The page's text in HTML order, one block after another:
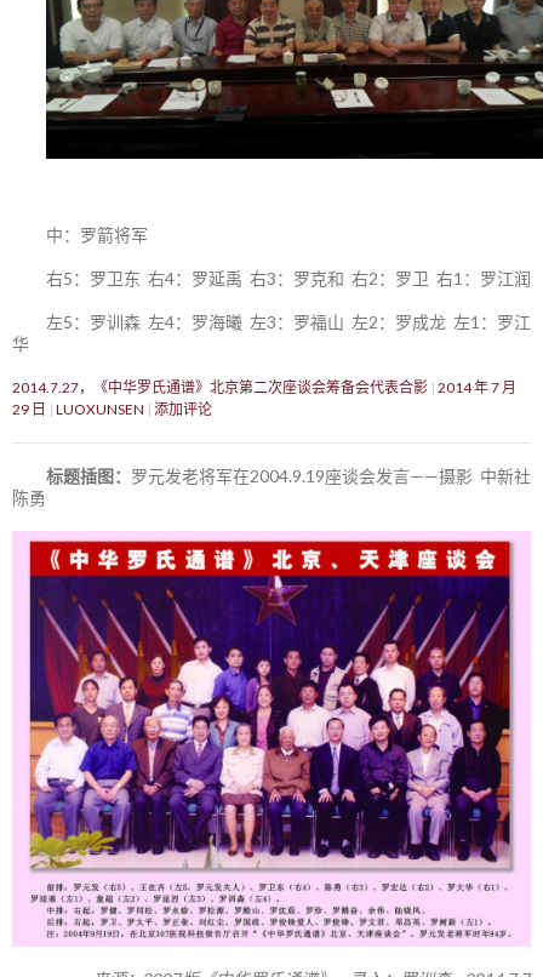
中：罗箭将军
右5：罗卫东 右4：罗延禹 右3：罗克和 右2：罗卫 右1：罗江润
左5：罗训森 左4：罗海曦 左3：罗福山 左2：罗成龙 左1：罗江
华
2014.7.27，《中华罗氏通谱》北京第二次座谈会筹备会代表合影 2014 年 7 月
29 日
LUOXUNSEN 添加评论
标题插图： 罗元发老将军在2004.9.19座谈会发言——摄影 中新社
陈勇